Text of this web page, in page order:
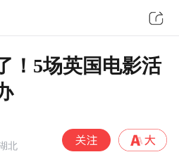
！5场英国电影活
北